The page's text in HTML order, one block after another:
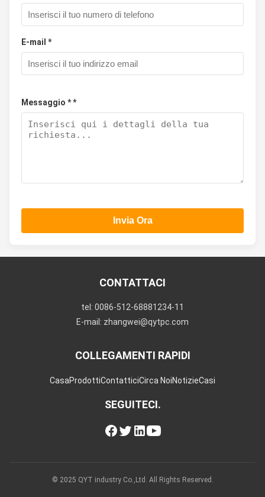
E-mail *
Messaggio * *
Invia Ora
CONTATTACI
tel: 0086-512-68881234-11
E-mail: zhangwei@qytpc.com
COLLEGAMENTI RAPIDI
CasaProdottiContatticiCirca NoiNotizieCasi
SEGUITECI.
© 2025 QYT industry Co.,Ltd. All Rights Reserved.